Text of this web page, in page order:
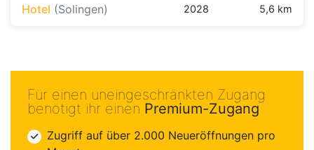
Hotel (Solingen) 2028 5,6 km
Für einen uneingeschränkten Zugang
benötigt ihr einen Premium-Zugang
Zugriff auf über 2.000 Neueröffnungen pro